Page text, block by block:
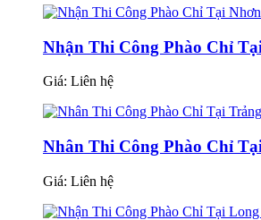
Nhận Thi Công Phào Chỉ
Giá: Liên hệ
Nhân Thi Công Phào Chỉ
Giá: Liên hệ